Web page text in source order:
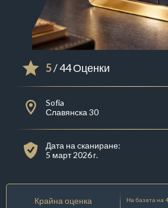
5/ 44 Оценки
Sofia
Славянска 30
Дата на сканиране:
5 март 2026 г.
Крайна оценка На базата на